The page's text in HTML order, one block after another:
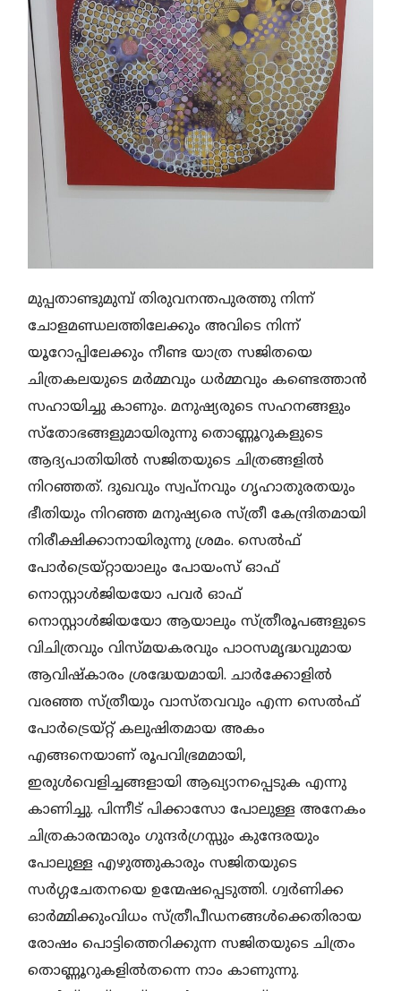
മുപ്പതാണ്ടുമുമ്പ് തിരുവനന്തപുരത്തു നിന്ന്
ചോളമണ്ഡലത്തിലേക്കും അവിടെ നിന്ന്
യൂറോപ്പിലേക്കും നീണ്ട യാത്ര സജിതയെ
ചിത്രകലയുടെ മർമ്മവും ധർമ്മവും കണ്ടെത്താൻ
സഹായിച്ചു കാണും. മനുഷ്യരുടെ സഹനങ്ങളും
സ്തോഭങ്ങളുമായിരുന്നു തൊണ്ണൂറുകളുടെ
ആദ്യപാതിയിൽ സജിതയുടെ ചിത്രങ്ങളിൽ
നിറഞ്ഞത്. ദുഖവും സ്വപ്നവും ഗൃഹാതുരതയും
ഭീതിയും നിറഞ്ഞ മനുഷ്യരെ സ്ത്രീ കേന്ദ്രിതമായി
നിരീക്ഷിക്കാനായിരുന്നു ശ്രമം. സെൽഫ്
പോർട്രെയ്റ്റായാലും പോയംസ് ഓഫ്
നൊസ്റ്റാൾജിയയോ പവർ ഓഫ്
നൊസ്റ്റാൾജിയയോ ആയാലും സ്ത്രീരൂപങ്ങളുടെ
വിചിത്രവും വിസ്മയകരവും പാഠസമൃദ്ധവുമായ
ആവിഷ്കാരം ശ്രദ്ധേയമായി. ചാർക്കോളിൽ
വരഞ്ഞ സ്ത്രീയും വാസ്തവവും എന്ന സെൽഫ്
പോർട്രെയ്റ്റ് കലുഷിതമായ അകം
എങ്ങനെയാണ് രൂപവിഭ്രമമായി,
ഇരുൾവെളിച്ചങ്ങളായി ആഖ്യാനപ്പെടുക എന്നു
കാണിച്ചു. പിന്നീട് പിക്കാസോ പോലുള്ള അനേകം
ചിത്രകാരന്മാരും ഗുന്ദർഗ്രസ്സും കുന്ദേരയും
പോലുള്ള എഴുത്തുകാരും സജിതയുടെ
സർഗ്ഗചേതനയെ ഉന്മേഷപ്പെടുത്തി. ഗ്വർണിക്ക
ഓർമ്മിക്കുംവിധം സ്ത്രീപീഡനങ്ങൾക്കെതിരായ
രോഷം പൊട്ടിത്തെറിക്കുന്ന സജിതയുടെ ചിത്രം
തൊണ്ണൂറുകളിൽതന്നെ നാം കാണുന്നു.